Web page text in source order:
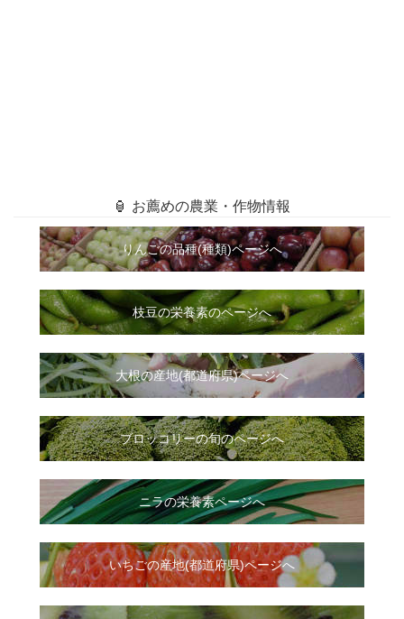
🏮 お薦めの農業・作物情報
りんごの品種(種類)ページへ
枝豆の栄養素のページへ
大根の産地(都道府県)ページへ
ブロッコリーの旬のページへ
ニラの栄養素ページへ
いちごの産地(都道府県)ページへ